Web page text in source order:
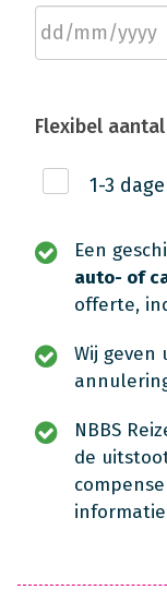
Flexibel
1-3
Een
auto- of
offerte,
Wij geven
NBBS
de